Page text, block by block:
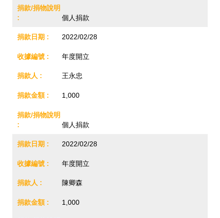
個人捐款
2022/02/28
年度開立
王永忠
1,000
個人捐款
2022/02/28
年度開立
陳卿森
1,000